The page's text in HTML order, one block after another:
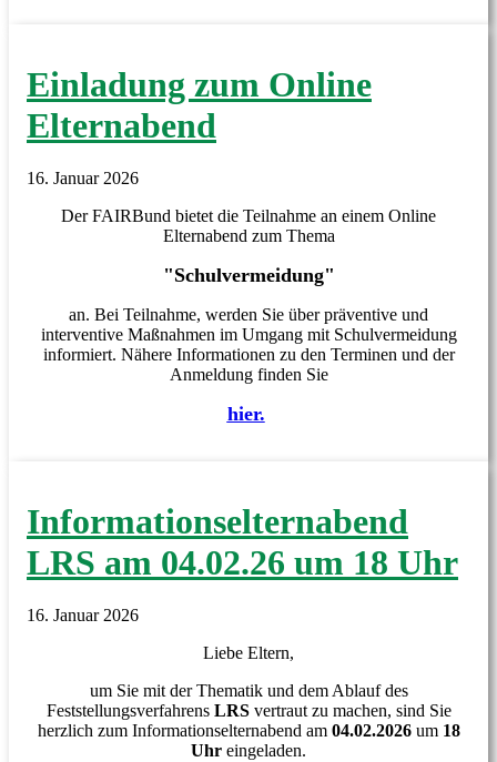
Einladung zum Online
Elternabend
16. Januar 2026
Der FAIRBund bietet die Teilnahme an einem Online
Elternabend zum Thema
"Schulvermeidung"
an. Bei Teilnahme, werden Sie über präventive und
interventive Maßnahmen im Umgang mit Schulvermeidung
informiert. Nähere Informationen zu den Terminen und der
Anmeldung finden Sie
hier.
Informationselternabend
LRS am 04.02.26 um 18 Uhr
16. Januar 2026
Liebe Eltern,
um Sie mit der Thematik und dem Ablauf des
Feststellungsverfahrens LRS vertraut zu machen, sind Sie
herzlich zum Informationselternabend am 04.02.2026um 18
Uhr eingeladen.